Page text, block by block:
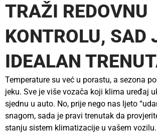
TRAŽI REDOVNU
KONTROLU, SAD
IDEALAN
Temperature su već u porastu, a sezona
jeku. Sve je više vozača koji klima uređaj
sjednu u auto. No, prije nego nas ljeto
snagom, sada je pravi trenutak da
stanju sistem klimatizacije u vašem vozilu.